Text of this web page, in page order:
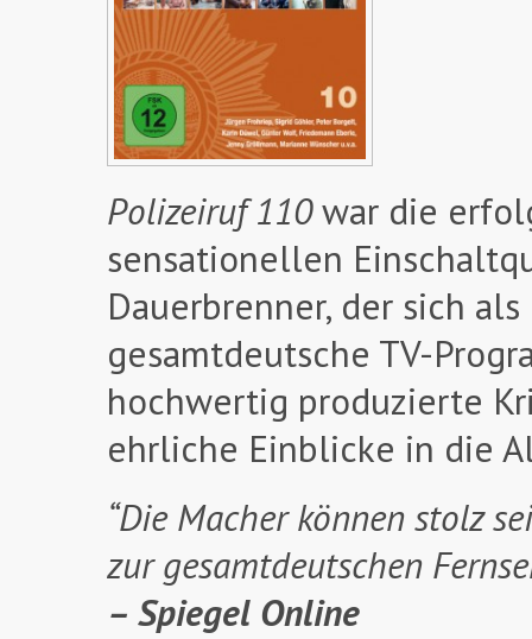
Polizeiruf 110war die
sensationellen
Dauerbrenner, der sich
gesamtdeutsche TV-
hochwertig produzierte
ehrliche Einblicke in die
“Die Macher können stolz
zur gesamtdeutschen
– Spiegel Online